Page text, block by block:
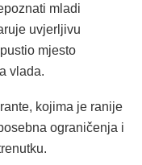
mladi
uvjerljivu
mjesto
vlada.
kojima je ranije
ograničenja i